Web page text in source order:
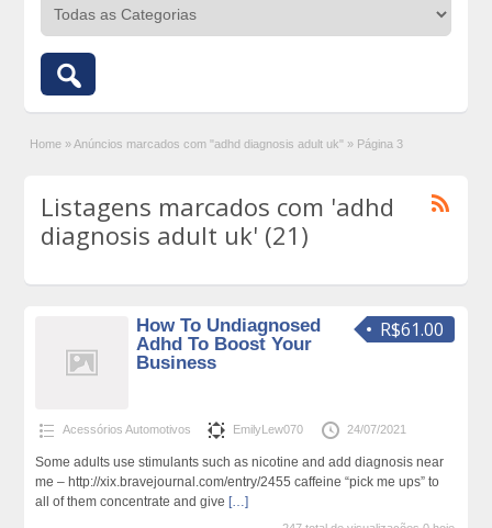
Home »Anúncios marcados com "adhd diagnosis adult uk" » Página 3
Listagens marcados com 'adhd
diagnosis adult uk' (21)
R$61.00
How To Undiagnosed
Adhd To Boost Your
Business
Acessórios Automotivos EmilyLew070 24/07/2021
Some adults use stimulants such as nicotine and add diagnosis near
me – http://xix.bravejournal.com/entry/2455 caffeine “pick me ups” to
all of them concentrate and give […]